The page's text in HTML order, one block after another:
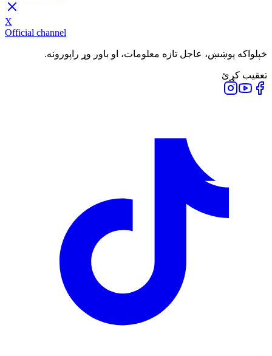
X
Official channel
خپلواکه پوښښ، عاجل تازه معلومات، او باور وړ راپورونه.
تعقیب کړئ